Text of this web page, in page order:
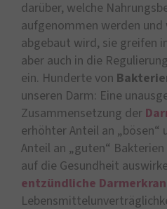
darüber, welche
aufgenommen werden
abgebaut wird, sie greifen
aber auch in die
ein. Hunderte von
unseren Darm: Eine
Zusammensetzung der
erhöhter Anteil an
Anteil an „guten“
auf die Gesundheit
entzündliche